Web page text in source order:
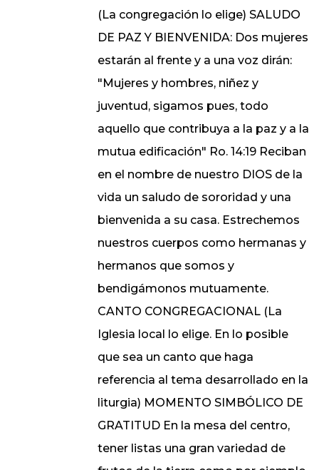
(La congregación lo elige) SALUDO
DE PAZ Y BIENVENIDA: Dos mujeres
estarán al frente y a una voz dirán:
"Mujeres y hombres, niñez y
juventud, sigamos pues, todo
aquello que contribuya a la paz y a la
mutua edificación" Ro. 14:19 Reciban
en el nombre de nuestro DIOS de la
vida un saludo de sororidad y una
bienvenida a su casa. Estrechemos
nuestros cuerpos como hermanas y
hermanos que somos y
bendigámonos mutuamente.
CANTO CONGREGACIONAL (La
Iglesia local lo elige. En lo posible
que sea un canto que haga
referencia al tema desarrollado en la
liturgia) MOMENTO SIMBÓLICO DE
GRATITUD En la mesa del centro,
tener listas una gran variedad de